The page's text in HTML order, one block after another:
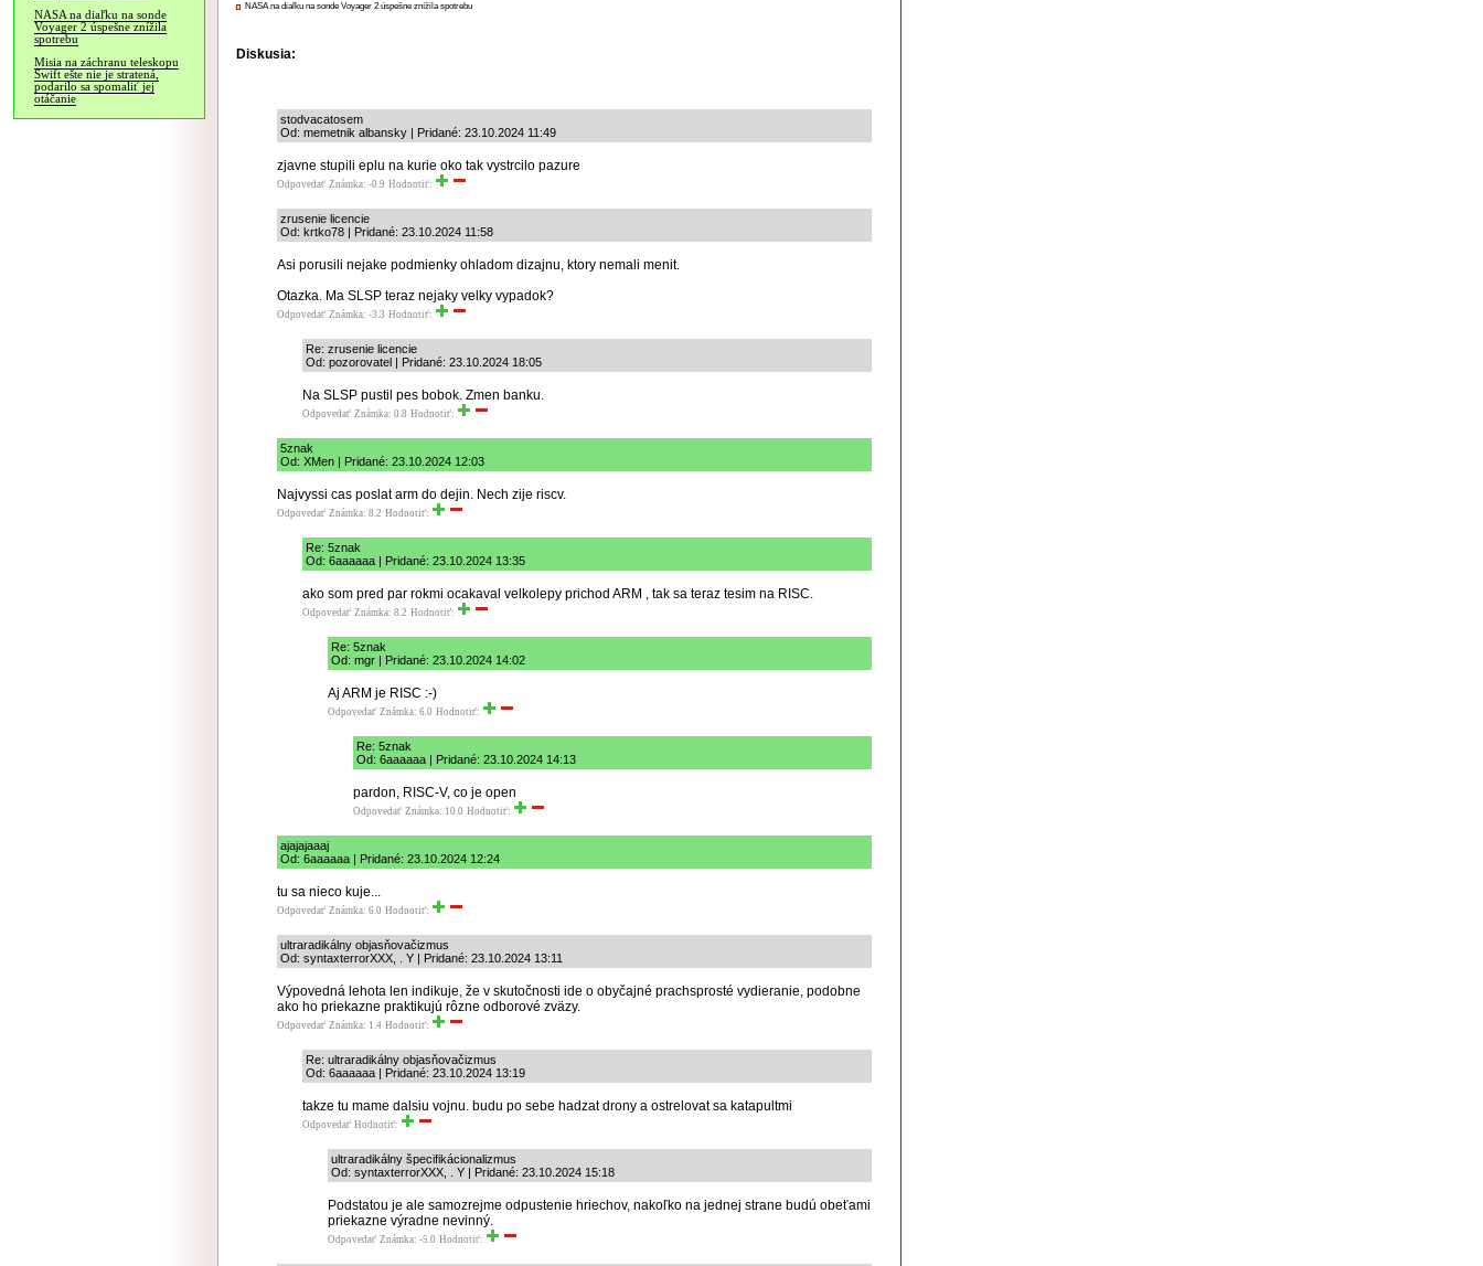
NASA na diaľku na sonde
Voyager 2 úspešne znížila
spotrebu
Misia na záchranu teleskopu
Swift ešte nie je stratená,
podarilo sa spomaliť jej
otáčanie
NASA na diaľku na sonde Voyager 2 úspešne znížila spotrebu
Diskusia:
stodvacatosem
Od: memetnik albansky | Pridané: 23.10.2024 11:49
zjavne stupili eplu na kurie oko tak vystrcilo pazure
Odpovedať Známka: -0.9 Hodnotiť:
zrusenie licencie
Od: krtko78 | Pridané: 23.10.2024 11:58
Asi porusili nejake podmienky ohladom dizajnu, ktory nemali menit.
Otazka. Ma SLSP teraz nejaky velky vypadok?
Odpovedať Známka: -3.3 Hodnotiť:
Re: zrusenie licencie
Od: pozorovatel | Pridané: 23.10.2024 18:05
Na SLSP pustil pes bobok. Zmen banku.
Odpovedať Známka: 0.8 Hodnotiť:
5znak
Od: XMen | Pridané: 23.10.2024 12:03
Najvyssi cas poslat arm do dejin. Nech zije riscv.
Odpovedať Známka: 8.2 Hodnotiť:
Re: 5znak
Od: 6aaaaaa | Pridané: 23.10.2024 13:35
ako som pred par rokmi ocakaval velkolepy prichod ARM , tak sa teraz tesim na RISC.
Odpovedať Známka: 8.2 Hodnotiť:
Re: 5znak
Od: mgr | Pridané: 23.10.2024 14:02
Aj ARM je RISC :-)
Odpovedať Známka: 6.0 Hodnotiť:
Re: 5znak
Od: 6aaaaaa | Pridané: 23.10.2024 14:13
pardon, RISC-V, co je open
Odpovedať Známka: 10.0 Hodnotiť:
ajajajaaaj
Od: 6aaaaaa | Pridané: 23.10.2024 12:24
tu sa nieco kuje...
Odpovedať Známka: 6.0 Hodnotiť:
ultraradikálny objasňovačizmus
Od: syntaxterrorXXX, . Y | Pridané: 23.10.2024 13:11
Výpovedná lehota len indikuje, že v skutočnosti ide o obyčajné prachsprosté vydieranie, podobne
ako ho priekazne praktikujú rôzne odborové zväzy.
Odpovedať Známka: 1.4 Hodnotiť:
Re: ultraradikálny objasňovačizmus
Od: 6aaaaaa | Pridané: 23.10.2024 13:19
takze tu mame dalsiu vojnu. budu po sebe hadzat drony a ostrelovat sa katapultmi
Odpovedať Hodnotiť:
ultraradikálny špecifikácionalizmus
Od: syntaxterrorXXX, . Y | Pridané: 23.10.2024 15:18
Podstatou je ale samozrejme odpustenie hriechov, nakoľko na jednej strane budú obeťami
priekazne výradne nevinný.
Odpovedať Známka: -5.0 Hodnotiť: